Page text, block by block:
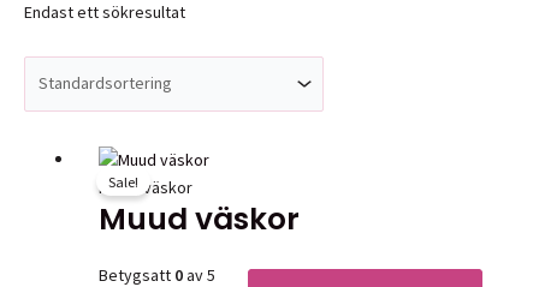
Endast ett sökresultat
Sale!
MUUD väskor
Muud väskor
Betygsatt 0av 5